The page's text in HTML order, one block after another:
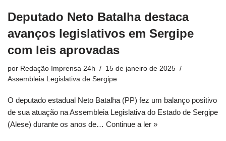
Deputado Neto Batalha destaca
avanços legislativos em Sergipe
com leis aprovadas
por Redação Imprensa 24h
15 de janeiro de 2025
Assembleia Legislativa de Sergipe
O deputado estadual Neto Batalha (PP) fez um balanço positivo
de sua atuação na Assembleia Legislativa do Estado de Sergipe
(Alese) durante os anos de… Continue a ler »